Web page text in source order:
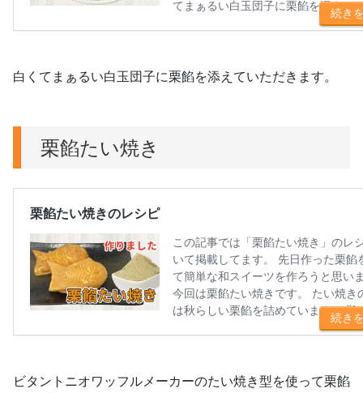
白くてまぁるい白玉団子に栗餡を添えていただきます。
栗餡たい焼き
ビタントニオワッフルメーカーのたい焼き型を使って栗餡